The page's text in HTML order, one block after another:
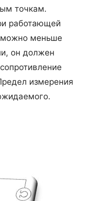
точкам.
работающей
можно меньше
он должен
измерения